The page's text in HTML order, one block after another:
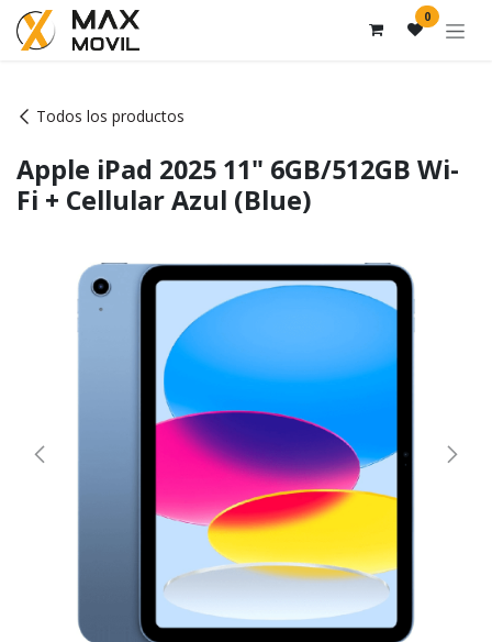
Ir al contenido 0
Todos los productos
Apple iPad 2025 11" 6GB/512GB Wi-
Fi + Cellular Azul (Blue)